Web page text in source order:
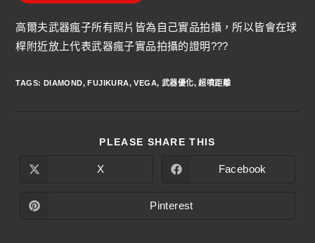
高爾夫武器瘋子所有照片皆為自己實品拍攝，所以皆會在球
桿附近放上代表武器瘋子實品拍攝的證明???
TAGS: DIAMOND, FUJIKURA, VEGA, 武器優化, 超噴距離
PLEASE SHARE THIS
X Facebook
Pinterest